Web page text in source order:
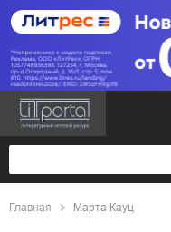
Главная Марта Кауц